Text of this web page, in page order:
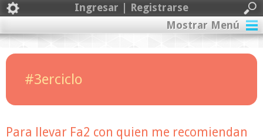
Ingresar | Registrarse
Mostrar Menú
#3erciclo
Para llevar Fa2 con quien me recomiendan